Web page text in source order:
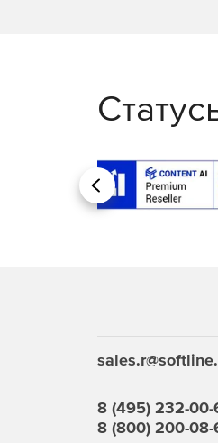
Назад
8 (495) 232-00-
8 (800) 200-08-